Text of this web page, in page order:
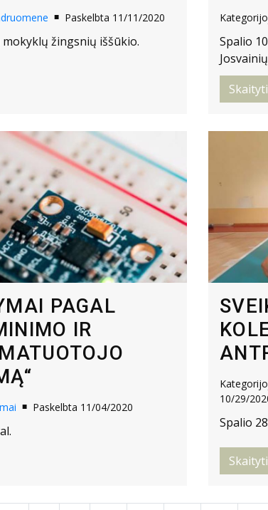
Paskelbta 11/11/2020
žingsnių iššūkio.
Spalio
PAGAL
IR
Paskelbta 11/04/2020
10/29/
Spalio